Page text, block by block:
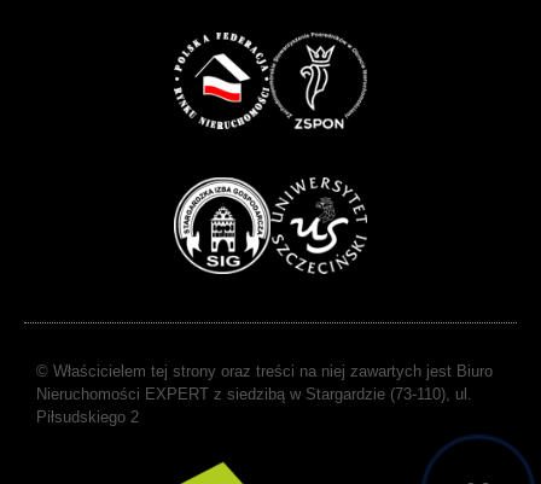
© Właścicielem tej strony oraz treści na niej zawartych jest Biuro
Nieruchomości EXPERT z siedzibą w Stargardzie (73-110), ul.
Piłsudskiego 2